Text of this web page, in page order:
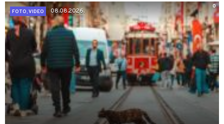
0
FOTO, VIDEO
08.08.2026.